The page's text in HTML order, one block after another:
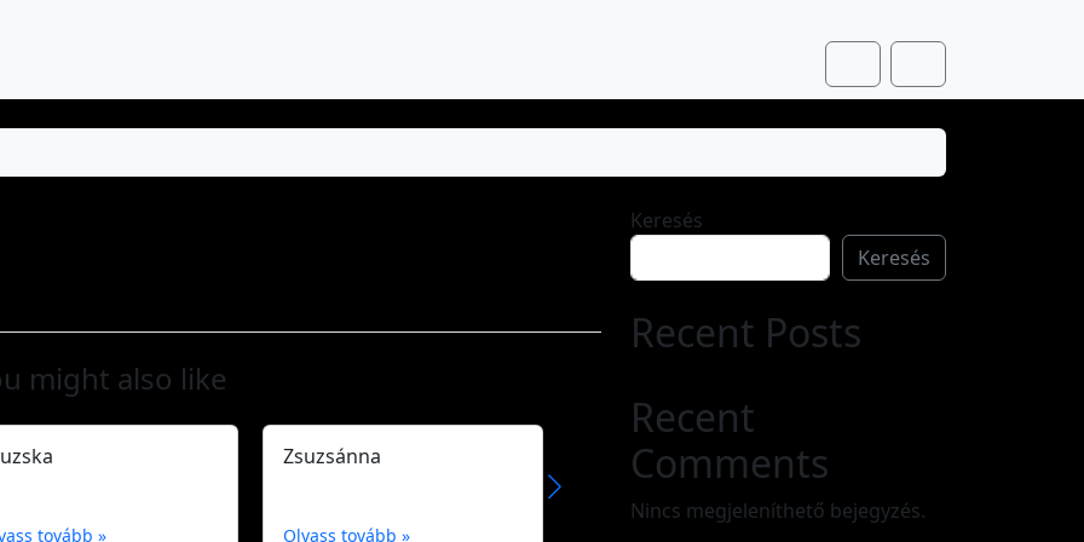
AccountCart
might also like
tovább »
Zsuzsánna
Olvass tovább »
Zsuzsanna
Keresés
Keresés
Recent Posts
Recent
Comments
Nincs megjeleníthető bejegyzés.